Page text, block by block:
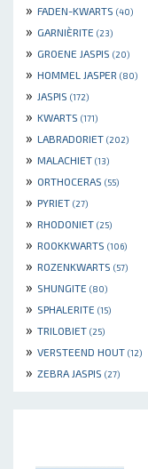
» FADEN-KWARTS (40)
» GARNIÈRITE (23)
» GROENE JASPIS (20)
» HOMMEL JASPER (80)
» JASPIS (172)
» KWARTS (171)
» LABRADORIET (202)
» MALACHIET (13)
» ORTHOCERAS (55)
» PYRIET (27)
» RHODONIET (25)
» ROOKKWARTS (106)
» ROZENKWARTS (57)
» SHUNGITE (80)
» SPHALERITE (15)
» TRILOBIET (25)
» VERSTEEND HOUT (12)
» ZEBRA JASPIS (27)